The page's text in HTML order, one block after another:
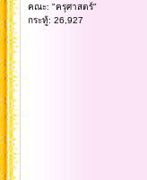
คณะ: "ครุศาสตร์"
กระทู้: 26,927